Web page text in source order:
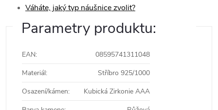
Váháte, jaký typ náušnice zvolit?
Parametry produktu:
EAN:
08595741311048
Materiál:
Stříbro 925/1000
Osazení/kámen:
Kubická Zirkonie AAA